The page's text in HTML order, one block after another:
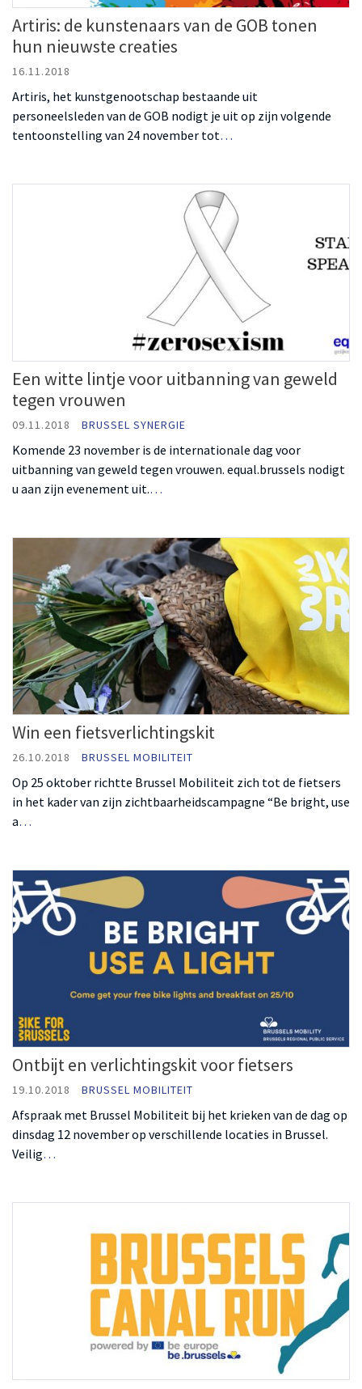
Artiris: de kunstenaars van de GOB tonen
hun nieuwste creaties
16.11.2018
Artiris, het kunstgenootschap bestaande uit
personeelsleden van de GOB nodigt je uit op zijn volgende
tentoonstelling van 24 november tot…
Een witte lintje voor uitbanning van geweld
tegen vrouwen
09.11.2018 BRUSSEL SYNERGIE
Komende 23 november is de internationale dag voor
uitbanning van geweld tegen vrouwen. equal.brussels nodigt
u aan zijn evenement uit.…
Win een fietsverlichtingskit
26.10.2018 BRUSSEL MOBILITEIT
Op 25 oktober richtte Brussel Mobiliteit zich tot de fietsers
in het kader van zijn zichtbaarheidscampagne “Be bright, use
a…
Ontbijt en verlichtingskit voor fietsers
19.10.2018 BRUSSEL MOBILITEIT
Afspraak met Brussel Mobiliteit bij het krieken van de dag op
dinsdag 12 november op verschillende locaties in Brussel.
Veilig…